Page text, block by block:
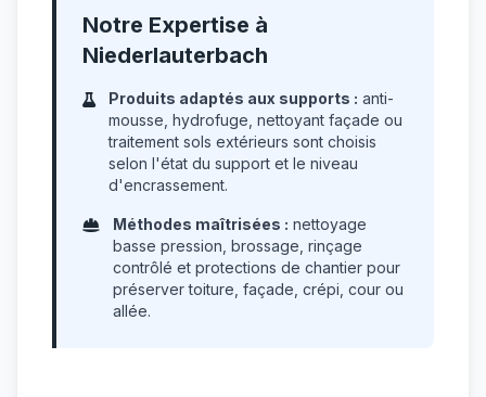
Notre Expertise à
Niederlauterbach
Produits adaptés aux supports : anti-
mousse, hydrofuge, nettoyant façade ou
traitement sols extérieurs sont choisis
selon l'état du support et le niveau
d'encrassement.
Méthodes maîtrisées : nettoyage
basse pression, brossage, rinçage
contrôlé et protections de chantier pour
préserver toiture, façade, crépi, cour ou
allée.